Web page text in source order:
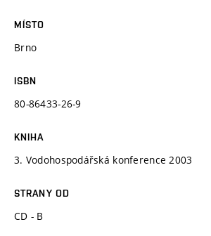
MÍSTO
Brno
ISBN
80-86433-26-9
KNIHA
3. Vodohospodářská konference 2003
STRANY OD
CD - B